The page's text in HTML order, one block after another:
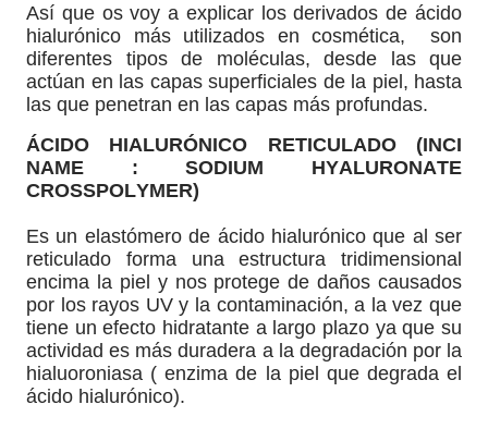
Así que os voy a explicar los derivados de ácido
hialurónico más utilizados en cosmética, son
diferentes tipos de moléculas, desde las que
actúan en las capas superficiales de la piel, hasta
las que penetran en las capas más profundas.
ÁCIDO HIALURÓNICO RETICULADO (INCI
NAME : SODIUM HYALURONATE
CROSSPOLYMER)
Es un elastómero de ácido hialurónico que al ser
reticulado forma una estructura tridimensional
encima la piel y nos protege de daños causados
por los rayos UV y la contaminación, a la vez que
tiene un efecto hidratante a largo plazo ya que su
actividad es más duradera a la degradación por la
hialuoroniasa ( enzima de la piel que degrada el
ácido hialurónico).